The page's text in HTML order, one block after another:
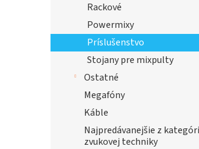
Rackové
Powermixy
Príslušenstvo
Stojany pre mixpulty
Ostatné
Megafóny
Káble
Najpredávanejšie z
zvukovej techniky